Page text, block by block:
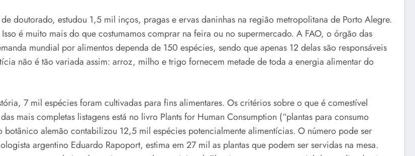
doutorado, estudou 1,5 mil inços, pragas e ervas daninhas na região metropolitana de Porto Alegre.
é muito mais do que costumamos comprar na feira ou no supermercado. A FAO, o órgão das
mundial por alimentos dependa de 150 espécies, sendo que apenas 12 delas são responsáveis
não é tão variada assim: arroz, milho e trigo fornecem metade de toda a energia alimentar do
7 mil espécies foram cultivadas para fins alimentares. Os critérios sobre o que é comestível
mais completas listagens está no livro Plants for Human Consumption (“plantas para consumo
alemão contabilizou 12,5 mil espécies potencialmente alimentícias. O número pode ser
argentino Eduardo Rapoport, estima em 27 mil as plantas que podem ser servidas na mesa.